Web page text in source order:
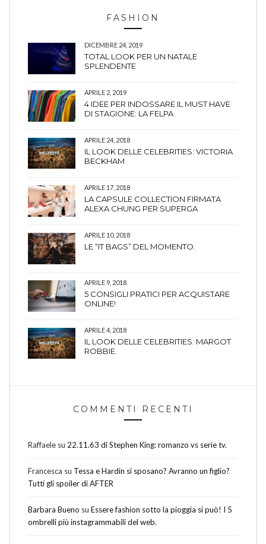
FASHION
DICEMBRE 24, 2019
TOTAL LOOK PER UN NATALE
SPLENDENTE
APRILE 2, 2019
4 IDEE PER INDOSSARE IL MUST HAVE
DI STAGIONE: LA FELPA
APRILE 24, 2018
IL LOOK DELLE CELEBRITIES: VICTORIA
BECKHAM
APRILE 17, 2018
LA CAPSULE COLLECTION FIRMATA
ALEXA CHUNG PER SUPERGA
APRILE 10, 2018
LE “IT BAGS” DEL MOMENTO.
APRILE 9, 2018
5 CONSIGLI PRATICI PER ACQUISTARE
ONLINE!
APRILE 4, 2018
IL LOOK DELLE CELEBRITIES: MARGOT
ROBBIE.
COMMENTI RECENTI
Raffaele su 22.11.63 di Stephen King: romanzo vs serie tv.
Francesca su Tessa e Hardin si sposano? Avranno un figlio?
Tutti gli spoiler di AFTER
Barbara Bueno su Essere fashion sotto la pioggia si può! I 5
ombrelli più instagrammabili del web.